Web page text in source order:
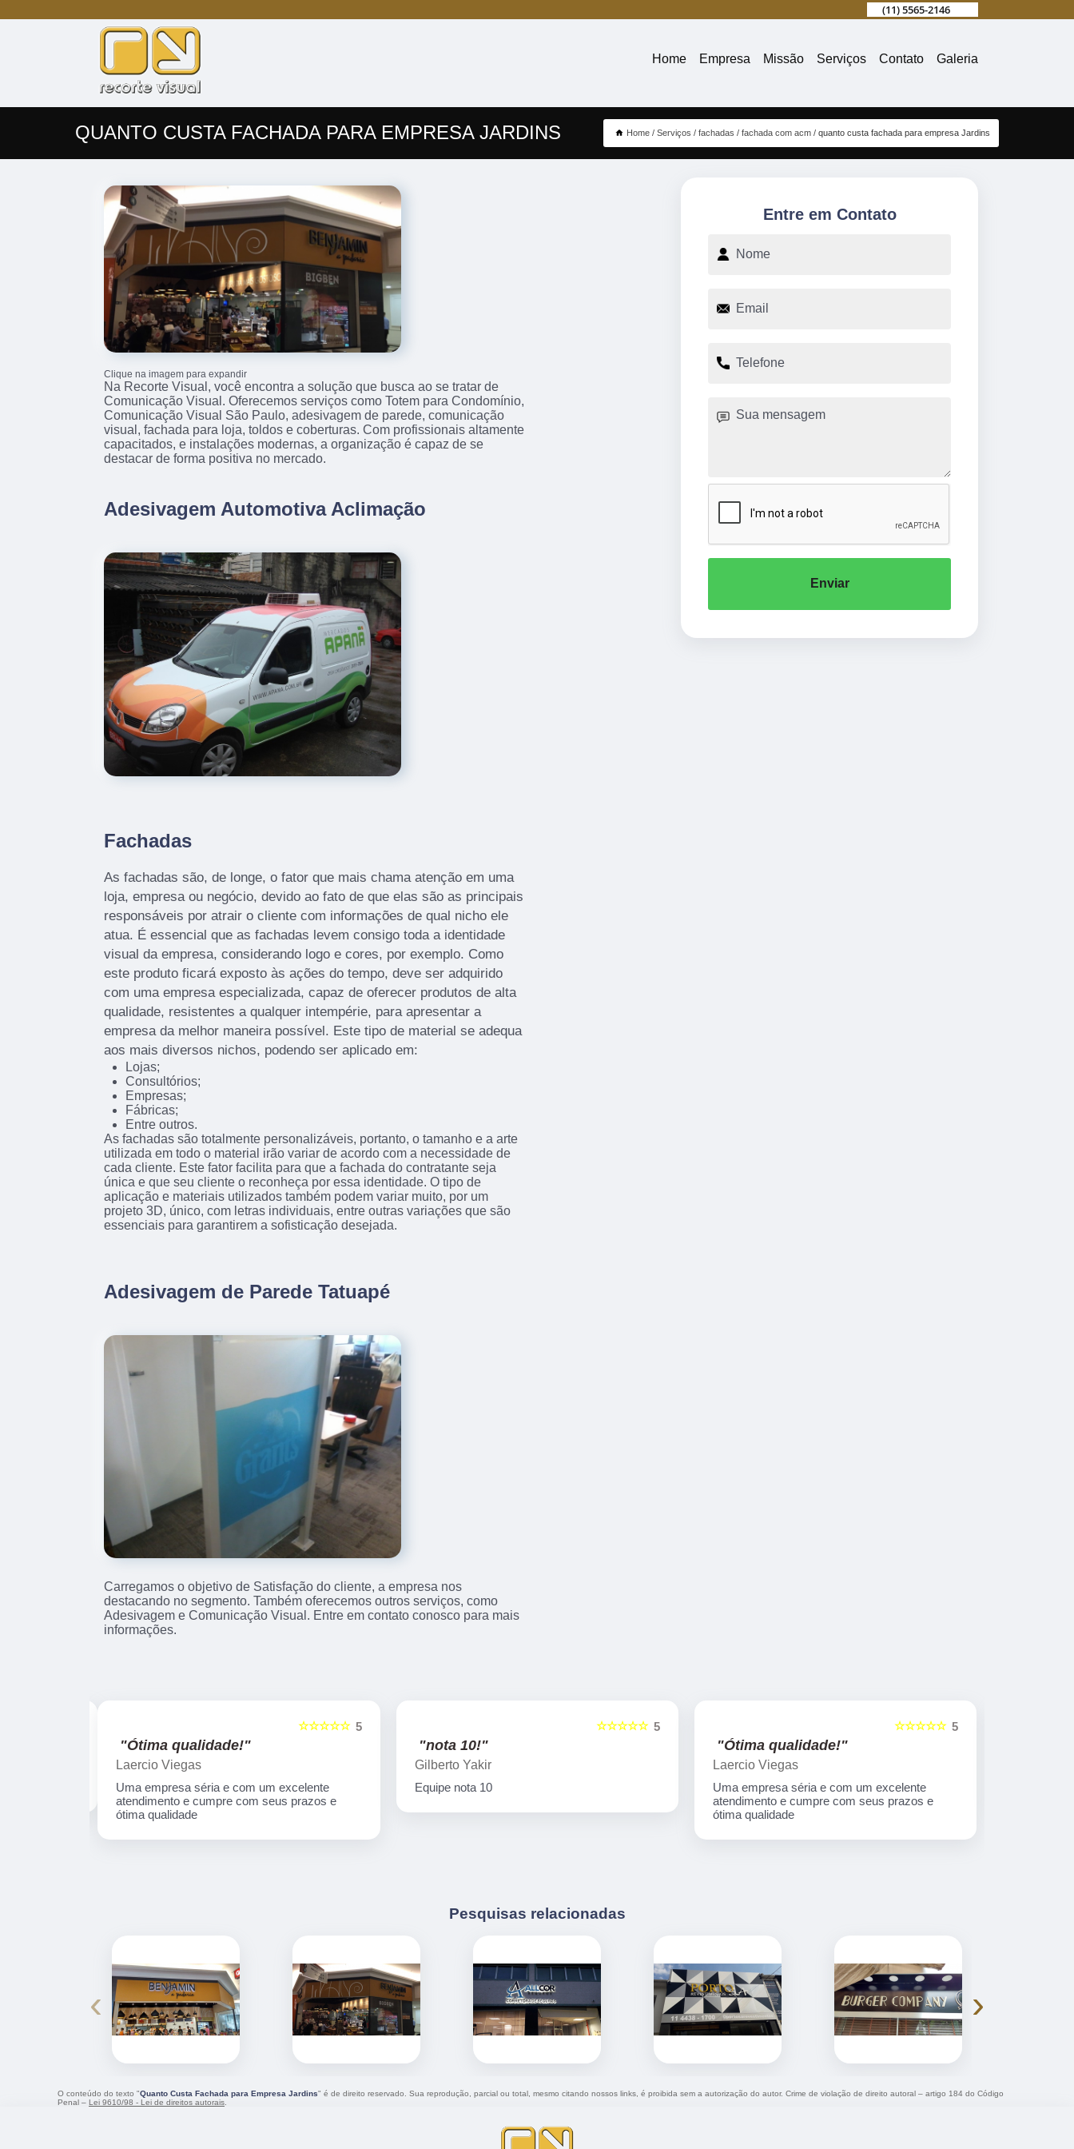
(11) 5565-2146
Home Empresa Missão Serviços Contato Galeria
QUANTO CUSTA FACHADA PARA EMPRESA JARDINS Home Serviços fachadas fachada com acm quanto custa fachada para empresa Jardins
Clique na imagem para expandir
Na Recorte Visual, você encontra a solução que busca ao se tratar de
Comunicação Visual. Oferecemos serviços como Totem para Condomínio,
Comunicação Visual São Paulo, adesivagem de parede, comunicação
visual, fachada para loja, toldos e coberturas. Com profissionais altamente
capacitados, e instalações modernas, a organização é capaz de se
destacar de forma positiva no mercado.
Adesivagem Automotiva Aclimação
Fachadas
As fachadas são, de longe, o fator que mais chama atenção em uma
loja, empresa ou negócio, devido ao fato de que elas são as principais
responsáveis por atrair o cliente com informações de qual nicho ele
atua. É essencial que as fachadas levem consigo toda a identidade
visual da empresa, considerando logo e cores, por exemplo. Como
este produto ficará exposto às ações do tempo, deve ser adquirido
com uma empresa especializada, capaz de oferecer produtos de alta
qualidade, resistentes a qualquer intempérie, para apresentar a
empresa da melhor maneira possível. Este tipo de material se adequa
aos mais diversos nichos, podendo ser aplicado em:
Lojas;
Consultórios;
Empresas;
Fábricas;
Entre outros.
As fachadas são totalmente personalizáveis, portanto, o tamanho e a arte
utilizada em todo o material irão variar de acordo com a necessidade de
cada cliente. Este fator facilita para que a fachada do contratante seja
única e que seu cliente o reconheça por essa identidade. O tipo de
aplicação e materiais utilizados também podem variar muito, por um
projeto 3D, único, com letras individuais, entre outras variações que são
essenciais para garantirem a sofisticação desejada.
Adesivagem de Parede Tatuapé
Carregamos o objetivo de Satisfação do cliente, a empresa nos
destacando no segmento. Também oferecemos outros serviços, como
Adesivagem e Comunicação Visual. Entre em contato conosco para mais
informações.
Entre em Contato
Enviar
5
☆☆☆☆☆
"Ótima qualidade!"
Laercio Viegas
Uma empresa séria e com um excelente
atendimento e cumpre com seus prazos e
ótima qualidade
5
☆☆☆☆☆
"nota 10!"
Gilberto Yakir
Equipe nota 10
5
☆☆☆☆☆
"Ótima qualidade!"
Laercio Viegas
Uma empresa séria e com um excelente
atendimento e cumpre com seus prazos e
ótima qualidade
Pesquisas relacionadas
‹ ›
O conteúdo do texto "Quanto Custa Fachada para Empresa Jardins" é de direito reservado. Sua reprodução, parcial ou total, mesmo citando nossos links, é proibida sem a autorização do autor. Crime de violação de direito autoral – artigo 184 do Código
Penal – Lei 9610/98 - Lei de direitos autorais